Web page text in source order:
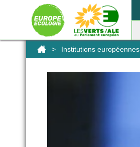
> Institutions européennes
Panneau de gestion des cookies